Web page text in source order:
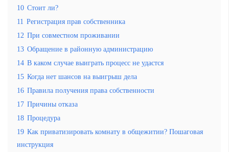
10 Стоит ли?
11 Регистрация прав собственника
12 При совместном проживании
13 Обращение в районную администрацию
14 В каком случае выиграть процесс не удастся
15 Когда нет шансов на выигрыш дела
16 Правила получения права собственности
17 Причины отказа
18 Процедура
19 Как приватизировать комнату в общежитии? Пошаговая
инструкция